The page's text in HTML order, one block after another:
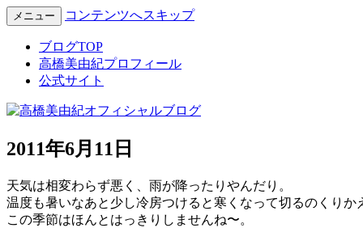
高橋美由紀オフィシャルブログ
Miyuki Takahashi Official Blog
メニュー コンテンツへスキップ
ブログTOP
高橋美由紀プロフィール
公式サイト
2011年6月11日
天気は相変わらず悪く、雨が降ったりやんだり。
温度も暑いなあと少し冷房つけると寒くなって切るのくりか
この季節はほんとはっきりしませんね〜。